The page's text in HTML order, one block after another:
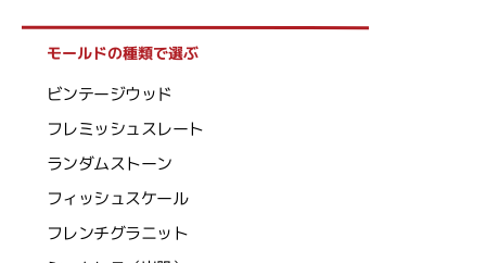
モールドの種類で選ぶ
ビンテージウッド
フレミッシュスレート
ランダムストーン
フィッシュスケール
フレンチグラニット